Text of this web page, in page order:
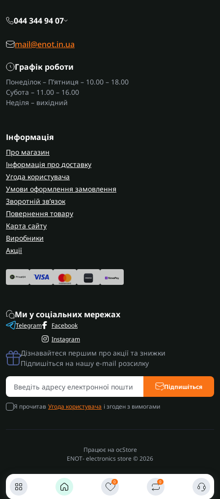
0 0
044 344 94 07
mail@enot.in.ua
Графік роботи
Понеділок – П’ятниця – 10.00 – 18.00
Субота – 11.00 – 16.00
Неділя – вихідний
Інформація
Про магазин
Інформація про доставку
Угода користувача
Умови оформлення замовлення
Зворотній зв’язок
Повернення товару
Карта сайту
Виробники
Акції
Ми у соціальних мережах
Telegram
Facebook
Instagram
Дізнавайтеся першим про акції та знижки
Підпишіться на нашу e-mail розсилку
Підпишіться
Я прочитав Угода користувача і згоден з вимогами
Працює на ocStore
ENOT- electronics store © 2026